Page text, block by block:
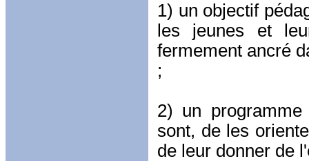
1) un objectif
les jeunes et
fermement ancré
;
2) un
sont, de les
de leur donner de